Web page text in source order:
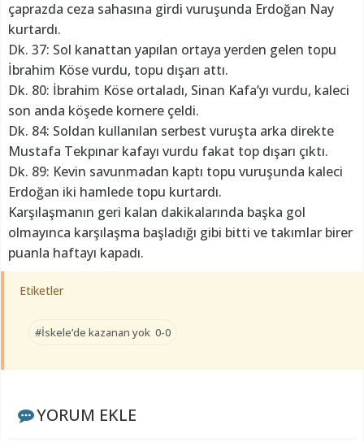
çaprazda ceza sahasına girdi vuruşunda Erdoğan Nay
kurtardı.
Dk. 37: Sol kanattan yapılan ortaya yerden gelen topu
İbrahim Köse vurdu, topu dışarı attı.
Dk. 80: İbrahim Köse ortaladı, Sinan Kafa’yı vurdu, kaleci
son anda köşede kornere çeldi.
Dk. 84: Soldan kullanılan serbest vuruşta arka direkte
Mustafa Tekpınar kafayı vurdu fakat top dışarı çıktı.
Dk. 89: Kevin savunmadan kaptı topu vuruşunda kaleci
Erdoğan iki hamlede topu kurtardı.
Karşılaşmanın geri kalan dakikalarında başka gol
olmayınca karşılaşma başladığı gibi bitti ve takımlar birer
puanla haftayı kapadı.
Etiketler
#İskele’de kazanan yok 0-0
YORUM EKLE